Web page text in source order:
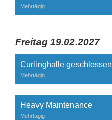
Mehrtägig
Freitag 19.02.2027
Curlinghalle geschlossen
Mehrtägig
Heavy Maintenance
Mehrtägig